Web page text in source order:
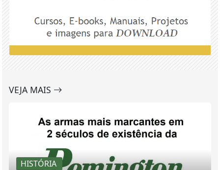
VEJA MAIS
HISTÓRIA